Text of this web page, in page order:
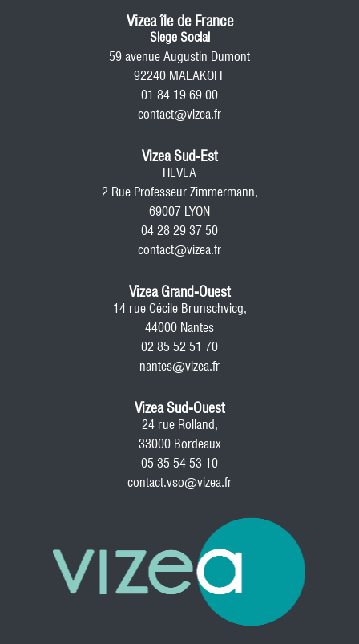
Vizea île de France
Siege Social
59 avenue Augustin Dumont
92240 MALAKOFF
01 84 19 69 00
contact@vizea.fr
Vizea Sud-Est
HEVEA
2 Rue Professeur Zimmermann,
69007 LYON
04 28 29 37 50
contact@vizea.fr
Vizea Grand-Ouest
14 rue Cécile Brunschvicg,
44000 Nantes
02 85 52 51 70
nantes@vizea.fr
Vizea Sud-Ouest
24 rue Rolland,
33000 Bordeaux
05 35 54 53 10
contact.vso@vizea.fr